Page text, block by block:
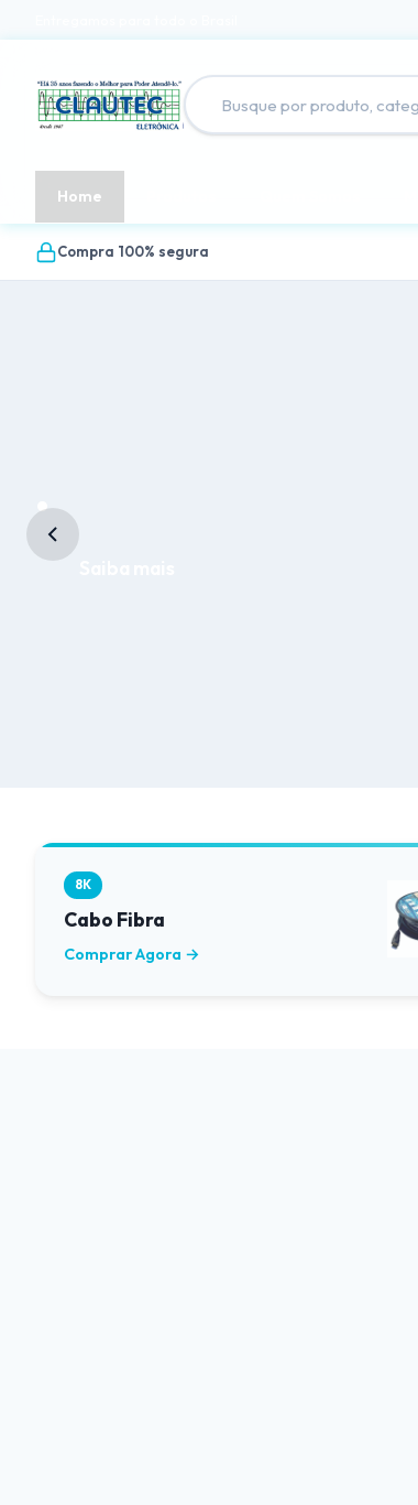
Home
Compra 100% segura
.
8K
Cabo Fibra
Comprar Agora →